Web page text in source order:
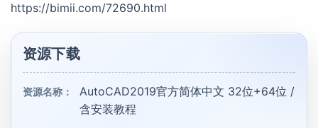
https://bimii.com/72690.html
资源下载
资源名称：
AutoCAD2019官方简体中文 32位+64位 /
含安装教程